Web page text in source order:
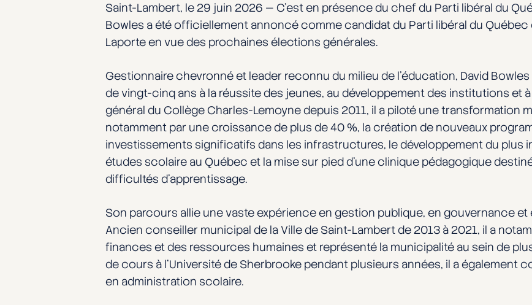
Saint-Lambert, le 29 juin 2026 — C’est en présence du chef du Parti libéral du
Bowles a été officiellement annoncé comme candidat du Parti libéral du
Laporte en vue des prochaines élections générales.
Gestionnaire chevronné et leader reconnu du milieu de l’éducation, David
de vingt-cinq ans à la réussite des jeunes, au développement des institutions et
général du Collège Charles-Lemoyne depuis 2011, il a piloté une transformation
notamment par une croissance de plus de 40 %, la création de nouveaux
investissements significatifs dans les infrastructures, le développement du plus
études scolaire au Québec et la mise sur pied d’une clinique pédagogique
difficultés d’apprentissage.
Son parcours allie une vaste expérience en gestion publique, en gouvernance
Ancien conseiller municipal de la Ville de Saint-Lambert de 2013 à 2021, il a
finances et des ressources humaines et représenté la municipalité au sein de
de cours à l’Université de Sherbrooke pendant plusieurs années, il a également
en administration scolaire.